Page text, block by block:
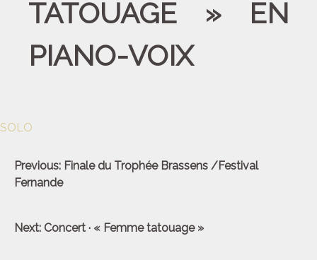
TATOUAGE » EN
PIANO-VOIX
SOLO
Navigation
de
Previous: Finale du Trophée Brassens /Festival
Fernande
Next: Concert · « Femme tatouage »